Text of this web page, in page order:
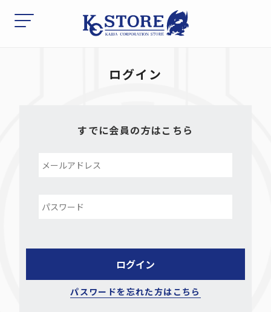
ログイン
すでに会員の方はこちら
パスワードを忘れた方はこちら